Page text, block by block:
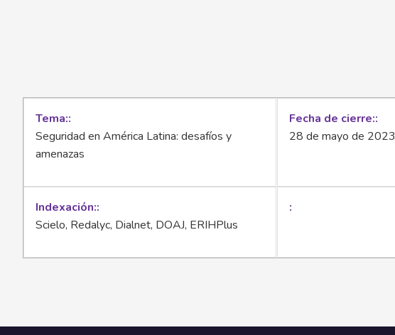
Tema:
Seguridad en América Latina: desafíos y
amenazas
Fecha de cierre:
28 de mayo de 2023
Indexación:
Scielo, Redalyc, Dialnet, DOAJ, ERIHPlus